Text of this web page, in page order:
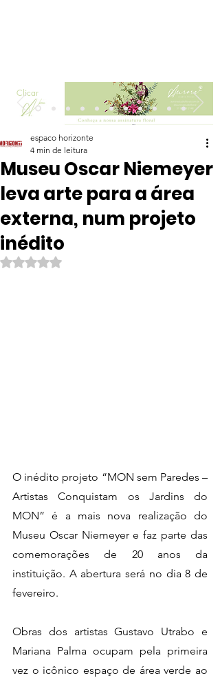
Clicar
Museu Oscar Niemeyer
leva arte para a área
externa, num projeto
inédito
espaco horizonte
4 min de leitura
Avaliado com NaN de 5 estrelas.
O inédito projeto “MON sem Paredes –
Artistas Conquistam os Jardins do
MON” é a mais nova realização do
Museu Oscar Niemeyer e faz parte das
comemorações de 20 anos da
instituição. A abertura será no dia 8 de
fevereiro.
Obras dos artistas Gustavo Utrabo e
Mariana Palma ocupam pela primeira
vez o icônico espaço de área verde ao